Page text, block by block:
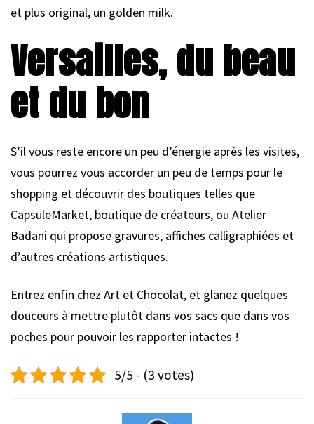
et plus original, un golden milk.
Versailles, du beau
et du bon
S’il vous reste encore un peu d’énergie après les visites,
vous pourrez vous accorder un peu de temps pour le
shopping et découvrir des boutiques telles que
CapsuleMarket, boutique de créateurs, ou Atelier
Badani qui propose gravures, affiches calligraphiées et
d’autres créations artistiques.
Entrez enfin chez Art et Chocolat, et glanez quelques
douceurs à mettre plutôt dans vos sacs que dans vos
poches pour pouvoir les rapporter intactes !
5/5 - (3 votes)